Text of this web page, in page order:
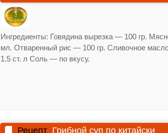
Ингредиенты: Говядина вырезка — 100 гр.
мл. Отваренный рис — 100 гр. Сливочное
1.5 ст. л Соль — по вкусу.
Рецепт Грибной суп по китайски